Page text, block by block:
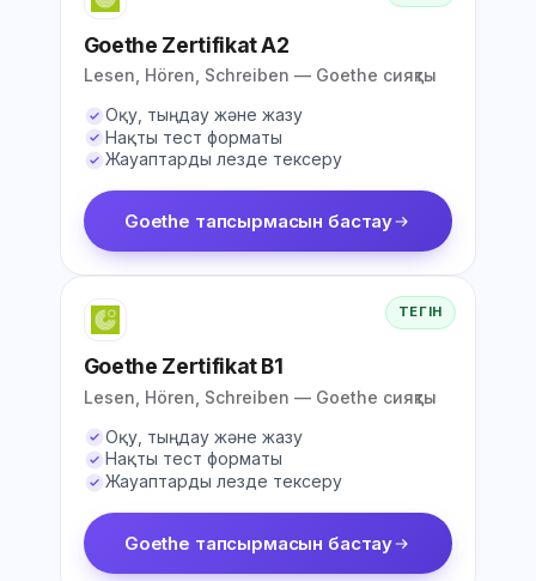
Goethe Zertifikat A2
Lesen, Hören, Schreiben — Goethe сияқты
Оқу, тыңдау және жазу
Нақты тест форматы
Жауаптарды лезде тексеру
Goethe тапсырмасын бастау
ТЕГІН
Goethe Zertifikat B1
Lesen, Hören, Schreiben — Goethe сияқты
Оқу, тыңдау және жазу
Нақты тест форматы
Жауаптарды лезде тексеру
Goethe тапсырмасын бастау